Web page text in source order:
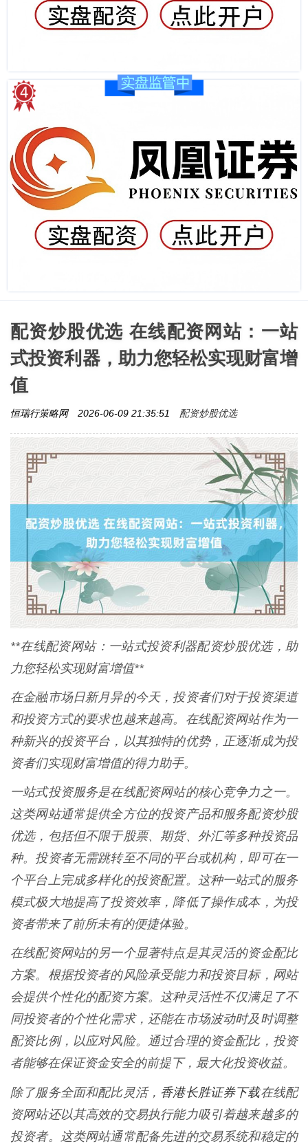
配资炒股优选 在线配资网站：一站
式投资利器，助力您轻松实现财富增
值
恒瑞行策略网 2026-06-09 21:35:51 配资炒股优选
**在线配资网站：一站式投资利器配资炒股优选，助
力您轻松实现财富增值**
在金融市场日新月异的今天，投资者们对于投资渠道
和投资方式的要求也越来越高。在线配资网站作为一
种新兴的投资平台，以其独特的优势，正逐渐成为投
资者们实现财富增值的得力助手。
一站式投资服务是在线配资网站的核心竞争力之一。
这类网站通常提供全方位的投资产品和服务配资炒股
优选，包括但不限于股票、期货、外汇等多种投资品
种。投资者无需跳转至不同的平台或机构，即可在一
个平台上完成多样化的投资配置。这种一站式的服务
模式极大地提高了投资效率，降低了操作成本，为投
资者带来了前所未有的便捷体验。
在线配资网站的另一个显著特点是其灵活的资金配比
方案。根据投资者的风险承受能力和投资目标，网站
会提供个性化的配资方案。这种灵活性不仅满足了不
同投资者的个性化需求，还能在市场波动时及时调整
配资比例，以应对风险。通过合理的资金配比，投资
者能够在保证资金安全的前提下，最大化投资收益。
除了服务全面和配比灵活， 香港长胜证券下载在线配
资网站还以其高效的交易执行能力吸引着越来越多的
投资者。这类网站通常配备先进的交易系统和稳定的